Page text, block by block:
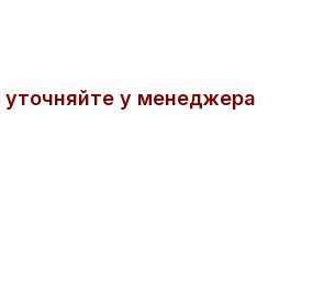
уточняйте у менеджера